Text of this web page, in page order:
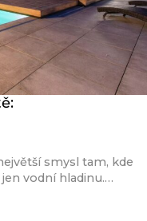
smysl tam, kde
vodní hladinu.…